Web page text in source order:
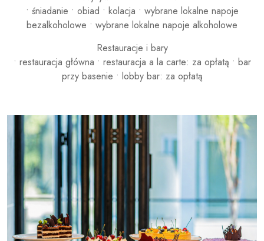
• śniadanie • obiad • kolacja • wybrane lokalne napoje
bezalkoholowe • wybrane lokalne napoje alkoholowe
Restauracje i bary
• restauracja główna • restauracja a la carte: za opłatą • bar
przy basenie • lobby bar: za opłatą